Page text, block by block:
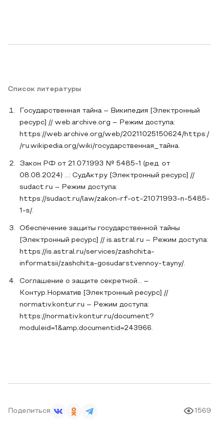
Список литературы
Государственная тайна – Википедия [Электронный
ресурс] // web.archive.org – Режим доступа:
https://web.archive.org/web/20211025150624/https:/
/ru.wikipedia.org/wiki/государственная_тайна.
Закон РФ от 21.07.1993 № 5485-1 (ред. от
08.08.2024) ...: СудАкт.ру [Электронный ресурс] //
sudact.ru – Режим доступа:
https://sudact.ru/law/zakon-rf-ot-21071993-n-5485-
1-s/.
Обеспечение защиты государственной тайны
[Электронный ресурс] // is.astral.ru – Режим доступа:
https://is.astral.ru/services/zashchita-
informatsii/zashchita-gosudarstvennoy-tayny/.
Соглашение о защите секретной... –
Контур.Норматив [Электронный ресурс] //
normativ.kontur.ru – Режим доступа:
https://normativ.kontur.ru/document?
moduleid=1&amp;documentid=243966.
Поделиться 1569